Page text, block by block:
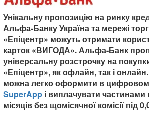
Унікальну пропозицію на ринку
Альфа-Банку Україна та мережі
«Епіцентр» можуть отримати
карток «ВИГОДА». Альфа-Банк
універсальну розстрочку на
«Епіцентр», як офлайн, так і
можна легко оформити в
SuperApp і виплачувати
місяців без щомісячної комісії під